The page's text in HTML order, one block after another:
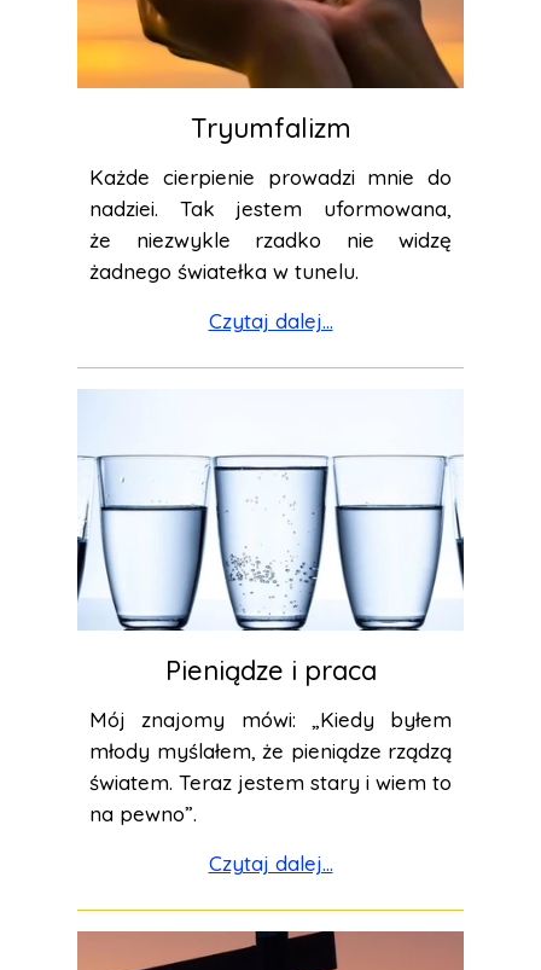
Tryumfalizm
Każde cierpienie prowadzi mnie do
nadziei. Tak jestem uformowana,
że niezwykle rzadko nie widzę
żadnego światełka w tunelu.
Czytaj dalej...
Pieniądze i praca
Mój znajomy mówi: „Kiedy byłem
młody myślałem, że pieniądze rządzą
światem. Teraz jestem stary i wiem to
na pewno”.
Czytaj dalej...